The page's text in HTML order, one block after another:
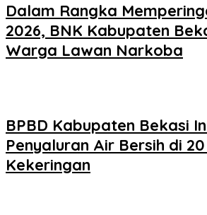
Dalam Rangka
2026, BNK Kabupaten
Warga Lawan Narkoba
BPBD Kabupaten Bekasi
Penyaluran Air Bersih di
Kekeringan